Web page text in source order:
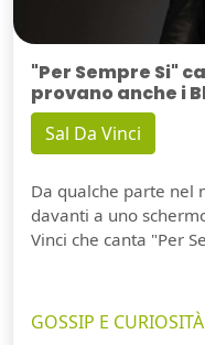
"Per Sempre Si"
provano anche i
Sal Da Vinci
Da qualche parte nel
davanti a uno
Vinci che canta "Per
GOSSIP E CURIOSITÀ